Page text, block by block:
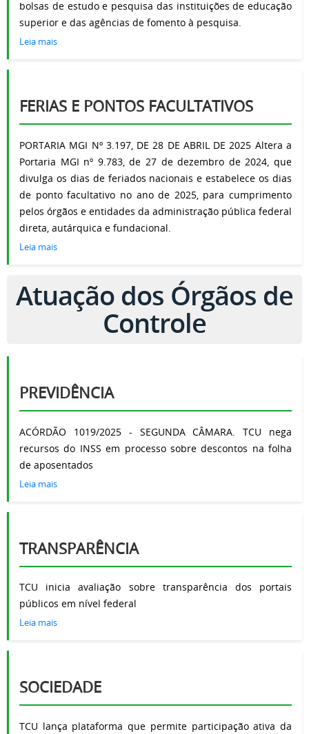
bolsas de estudo e pesquisa das instituições de educação
superior e das agências de fomento à pesquisa.
Leia mais
FERIAS E PONTOS FACULTATIVOS
PORTARIA MGI Nº 3.197, DE 28 DE ABRIL DE 2025 Altera a
Portaria MGI nº 9.783, de 27 de dezembro de 2024, que
divulga os dias de feriados nacionais e estabelece os dias
de ponto facultativo no ano de 2025, para cumprimento
pelos órgãos e entidades da administração pública federal
direta, autárquica e fundacional.
Leia mais
Atuação dos Órgãos de
Controle
PREVIDÊNCIA
ACÓRDÃO 1019/2025 - SEGUNDA CÂMARA. TCU nega
recursos do INSS em processo sobre descontos na folha
de aposentados
Leia mais
TRANSPARÊNCIA
TCU inicia avaliação sobre transparência dos portais
públicos em nível federal
Leia mais
SOCIEDADE
TCU lança plataforma que permite participação ativa da